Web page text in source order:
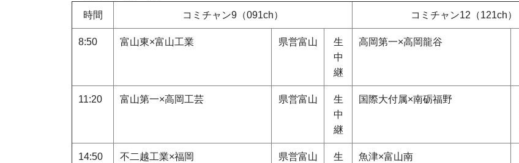
時間 コミチャン9（091ch） コミチャン12（121ch）
8:50 富山東×富山工業 県営富山
生
中
継
高岡第一×高岡龍谷
11:20 富山第一×高岡工芸 県営富山
生
中
継
国際大付属×南砺福野
14:50 不二越工業×福岡 県営富山
生
魚津×富山南